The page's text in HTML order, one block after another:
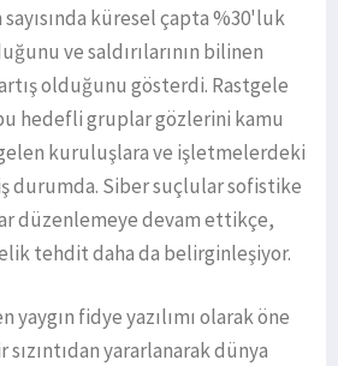
sayısında küresel çapta %30'luk
ve saldırılarının bilinen
olduğunu gösterdi. Rastgele
hedefli gruplar gözlerini kamu
kuruluşlara ve işletmelerdeki
durumda. Siber suçlular sofistike
düzenlemeye devam ettikçe,
tehdit daha da belirginleşiyor.
yaygın fidye yazılımı olarak öne
sızıntıdan yararlanarak dünya